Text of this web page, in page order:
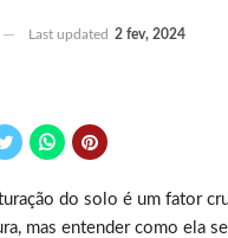
Last updated 2 fev, 2024
do solo é um fator
mas entender como ela